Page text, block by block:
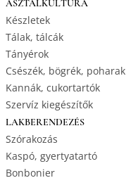
ASZTALKULTÚRA
Készletek
Tálak, tálcák
Tányérok
Csészék, bögrék, poharak
Kannák, cukortartók
Szervíz kiegészítők
LAKBERENDEZÉS
Szórakozás
Kaspó, gyertyatartó
Bonbonier